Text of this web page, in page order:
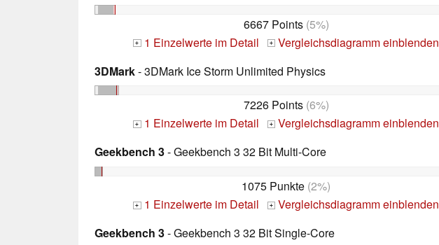
6667 Points(5%)
+ 1 Einzelwerte im Detail +
Vergleichsdiagramm einblenden
3DMark- 3DMark Ice Storm Unlimited Physics
7226 Points(6%)
+ 1 Einzelwerte im Detail +
Vergleichsdiagramm einblenden
Geekbench 3- Geekbench 3 32 Bit Multi-Core
1075 Punkte (2%)
+ 1 Einzelwerte im Detail +
Vergleichsdiagramm einblenden
Geekbench 3- Geekbench 3 32 Bit Single-Core